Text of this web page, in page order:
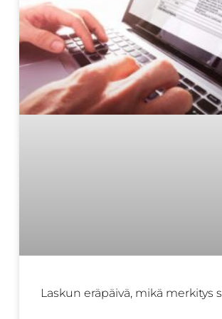
Laskun eräpäivä, mikä merkitys